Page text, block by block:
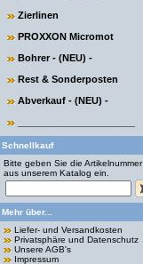
Zierlinen
PROXXON Micromot
Bohrer - (NEU) -
Rest & Sonderposten
Abverkauf - (NEU) -
Schnellkauf
Bitte geben Sie die Artikelnummer
aus unserem Katalog ein.
Mehr über...
Liefer- und Versandkosten
Privatsphäre und Datenschutz
Unsere AGB's
Impressum